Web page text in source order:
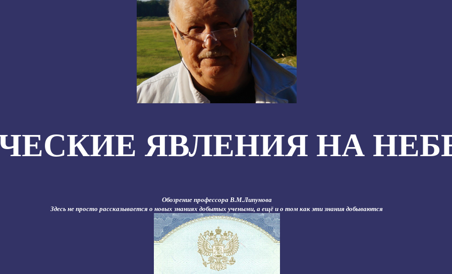
ЯВЛЕНИЯ НА
Обозрение профессора В.М.Липунова
Здесь не просто рассказывается о новых знаниях добытых учеными, а ещё и о том как эти знания добываются